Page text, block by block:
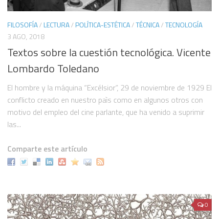
Herramientas digitales
Hashtag en twitter: #SeminarioTF
¿Cómo puedo participar?
Histórico
Publicaciones colectivas
Humanidades Digitales. Ilustración, difusión y publicidad
Problematizar la tecnología en México: Ramos, Lombardo y Zea
¿Cómo se ha dicho la potencia de lo tecnológico en una singularidad
FILOSOFÍA/LECTURA/POLÍTICA-ESTÉTICA/TÉCNICA/TECNOLOGÍA
3 AGO, 2018
Textos sobre la cuestión tecnológica. Vicente
Lombardo Toledano
El hombre y la máquina “Excélsior”, 29 de noviembre de 1929 El
conflicto creado en nuestro paìs como en algunos otros con
motivo del empleo del cine parlante, que ha venido a suprimir
las...
Comparte este artículo
0